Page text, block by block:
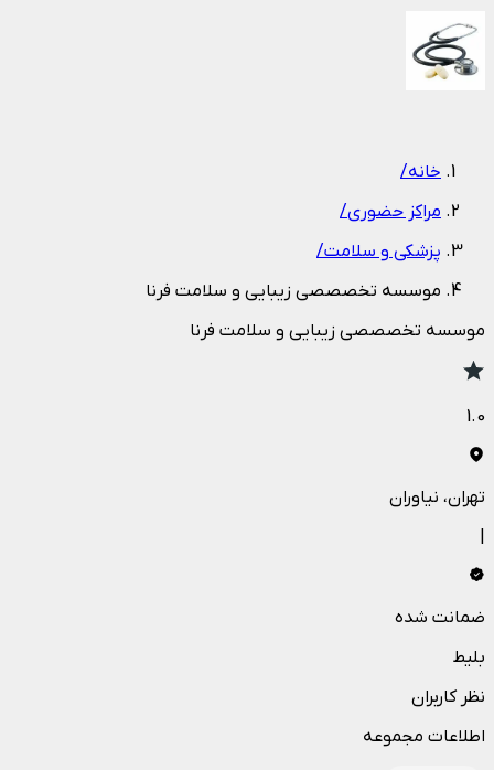
خانه/
مراکز حضوری/
پزشکی و سلامت/
موسسه تخصصصی زیبایی و سلامت فرنا
موسسه تخصصصی زیبایی و سلامت فرنا
1.0
تهران، نیاوران
ضمانت شده
بلیط
نظر کاربران
اطلاعات مجموعه